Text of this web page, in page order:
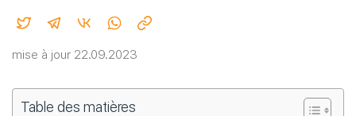
mise à jour 22.09.2023
Table des matières